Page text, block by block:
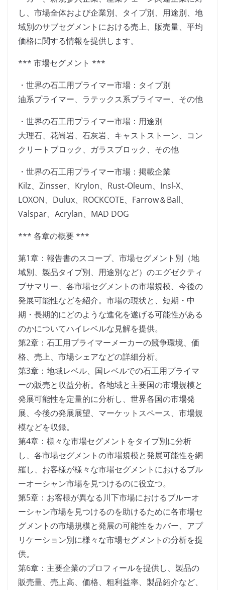
し、市場全体および企業別、タイプ別、用途別、地
域別のサブセグメントにおける売上、販売量、平均
価格に関する情報を提供します。
*** 市場セグメント ***
・世界の石工用プライマー市場：タイプ別
油系プライマー、ラテックス系プライマー、その他
・世界の石工用プライマー市場：用途別
大理石、花崗岩、石灰岩、キャストストーン、コン
クリートブロック、ガラスブロック、その他
・世界の石工用プライマー市場：掲載企業
Kilz、Zinsser、Krylon、Rust-Oleum、Insl-X、
LOXON、Dulux、ROCKCOTE、Farrow＆Ball、
Valspar、Acrylan、MAD DOG
*** 各章の概要 ***
第1章：報告書のスコープ、市場セグメント別（地
域別、製品タイプ別、用途別など）のエグゼクティ
ブサマリー、各市場セグメントの市場規模、今後の
発展可能性などを紹介。市場の現状と、短期・中
期・長期的にどのような進化を遂げる可能性がある
のかについてハイレベルな見解を提供。
第2章：石工用プライマーメーカーの競争環境、価
格、売上、市場シェアなどの詳細分析。
第3章：地域レベル、国レベルでの石工用プライマ
ーの販売と収益分析。各地域と主要国の市場規模と
発展可能性を定量的に分析し、世界各国の市場発
展、今後の発展展望、マーケットスペース、市場規
模などを収録。
第4章：様々な市場セグメントをタイプ別に分析
し、各市場セグメントの市場規模と発展可能性を網
羅し、お客様が様々な市場セグメントにおけるブル
ーオーシャン市場を見つけるのに役立つ。
第5章：お客様が異なる川下市場におけるブルーオ
ーシャン市場を見つけるのを助けるために各市場セ
グメントの市場規模と発展の可能性をカバー、アプ
リケーション別に様々な市場セグメントの分析を提
供。
第6章：主要企業のプロフィールを提供し、製品の
販売量、売上高、価格、粗利益率、製品紹介など、